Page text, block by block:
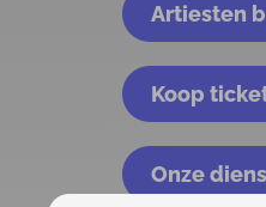
Artiesten
Koop
Onze